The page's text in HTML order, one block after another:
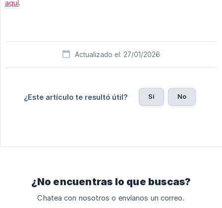
aquí.
Actualizado el: 27/01/2026
¿Este artículo te resultó útil? Sí No
¿No encuentras lo que buscas?
Chatea con nosotros o envíanos un correo.